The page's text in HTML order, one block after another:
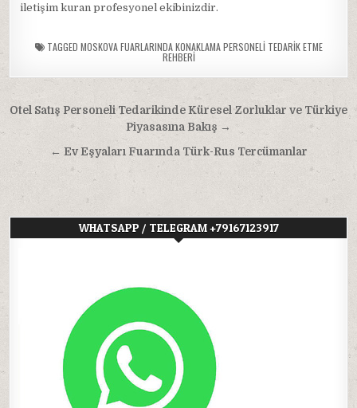
iletişim kuran profesyonel ekibinizdir.
TAGGED MOSKOVA FUARLARINDA KONAKLAMA PERSONELI TEDARIK ETME
REHBERI
Yazı
gezinmesi
Otel Satış Personeli Tedarikinde Küresel Zorluklar ve Türkiye
Piyasasına Bakış →
← Ev Eşyaları Fuarında Türk-Rus Tercümanlar
WHATSAPP / TELEGRAM +79167123917